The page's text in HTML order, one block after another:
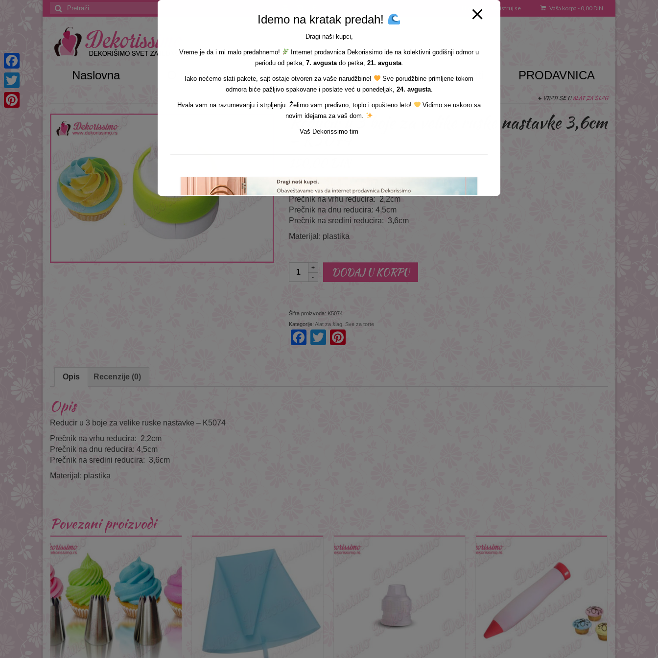
Uloguj se / Registruj se Vaša korpa - 0,00 DIN
Search
for:
Naslovna O nama Vaša korpa Saveti i trikovi Recepti PRODAVNICA
VRATI SE UALAT ZA ŠLAG
Reducir u 3 boje za velike ruske nastavke 3,6cm
– K5074
Reducir u 3 boje za velike ruske nastavke – K5074
Prečnik na vrhu reducira: 2,2cm
Prečnik na dnu reducira: 4,5cm
Prečnik na sredini reducira: 3,6cm
Materijal: plastika
Količina DODAJ U KORPU
Šifra proizvoda: K5074
Kategorije: Alat za šlag, Sve za torte
Facebook
Twitter
Opis Recenzije (0)
Opis
Reducir u 3 boje za velike ruske nastavke – K5074
Prečnik na vrhu reducira: 2,2cm
Prečnik na dnu reducira: 4,5cm
Prečnik na sredini reducira: 3,6cm
Materijal: plastika
Povezani proizvodi
Facebook
Twitter
Idemo na kratak predah!
Dragi naši kupci,
Vreme je da i mi malo predahnemo!
Internet prodavnica Dekorissimo ide na kolektivni godišnji odmor u
periodu od petka, 7. avgustado petka, 21. avgusta.
Iako nećemo slati pakete, sajt ostaje otvoren za vaše narudžbine!
Sve porudžbine primljene tokom
odmora biće pažljivo spakovane i poslate već u ponedeljak, 24. avgusta.
Hvala vam na razumevanju i strpljenju. Želimo vam predivno, toplo i opušteno leto!
Vidimo se uskoro sa
novim idejama za vaš dom.
Vaš Dekorissimo tim